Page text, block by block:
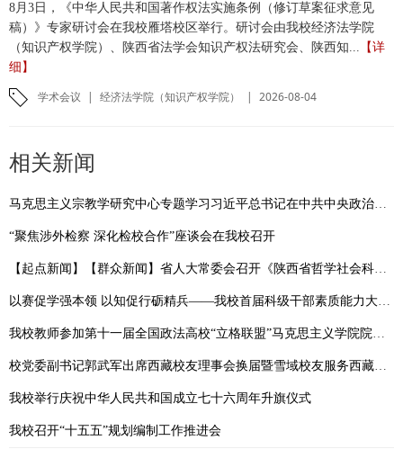
8月3日，《中华人民共和国著作权法实施条例（修订草案征求意见
稿）》专家研讨会在我校雁塔校区举行。研讨会由我校经济法学院
（知识产权学院）、陕西省法学会知识产权法研究会、陕西知... 【详
细】
学术会议 | 经济法学院（知识产权学院） | 2026-08-04
相关新闻
马克思主义宗教学研究中心专题学习习近平总书记在中共中央政治局第二十二次集体学习时的重要讲话精神
“聚焦涉外检察 深化检校合作”座谈会在我校召开
【起点新闻】【群众新闻】省人大常委会召开《陕西省哲学社会科学发展促进条例》新闻发布会 我校副校长马朝琦接受采访
以赛促学强本领 以知促行砺精兵——我校首届科级干部素质能力大赛圆满落幕
我校教师参加第十一届全国政法高校“立格联盟”马克思主义学院院长论坛暨铸牢中华民族共同体意识与新时代边疆治理学术研讨会
校党委副书记郭武军出席西藏校友理事会换届暨雪域校友服务西藏高质量发展学习交流会
我校举行庆祝中华人民共和国成立七十六周年升旗仪式
我校召开“十五五”规划编制工作推进会